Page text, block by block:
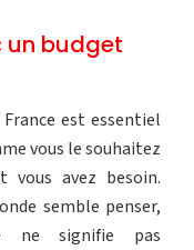
un budget
est essentiel
vous le souhaitez
avez besoin.
semble penser,
ne signifie pas